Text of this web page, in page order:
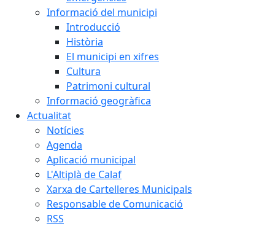
Informació del municipi
Introducció
Història
El municipi en xifres
Cultura
Patrimoni cultural
Informació geogràfica
Actualitat
Notícies
Agenda
Aplicació municipal
L'Altiplà de Calaf
Xarxa de Cartelleres Municipals
Responsable de Comunicació
RSS